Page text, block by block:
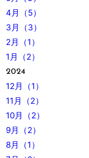
4月（5）
3月（3）
2月（1）
1月（2）
2024
12月（1）
11月（2）
10月（2）
9月（2）
8月（1）